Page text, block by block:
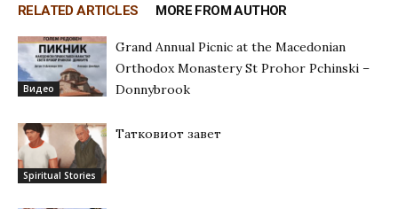
RELATED ARTICLES MORE FROM AUTHOR
Видео
Grand Annual Picnic at the Macedonian
Orthodox Monastery St Prohor Pchinski –
Donnybrook
Spiritual Stories
Татковиот завет